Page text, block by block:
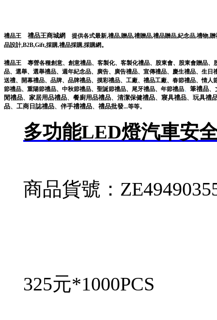
禮品王 禮品王商城網 提供各式最新,禮品,贈品,禮贈品,禮品贈品,紀念品,禮物,贈
品設計,B2B,Gift,採購,禮品採購,採購網。
禮品王 專營各種創意、 創意禮品、 客製化、 客製化禮品、 股東會、 股東會贈品、
品、 選舉、 選舉禮品、 週年紀念品、 廣告、 廣告禮品、 宣傳禮品、 慶生禮品、 生日
送禮、 開幕禮品、 品牌、 品牌禮品、 摸彩禮品、 工廠、 禮品工廠、 春節禮品、情人
節禮品、 重陽節禮品、 中秋節禮品、 聖誕節禮品、 尾牙禮品、 年節禮品、 筆禮品、
閒禮品、 家居用品禮品、 餐廚用品禮品、 清潔保健禮品、 寢具禮品、 玩具禮
品、 工商日誌禮品、 伴手禮禮品、 禮品批發...等等。
多功能LED燈汽車安
商品貨號：
325元*1000PCS